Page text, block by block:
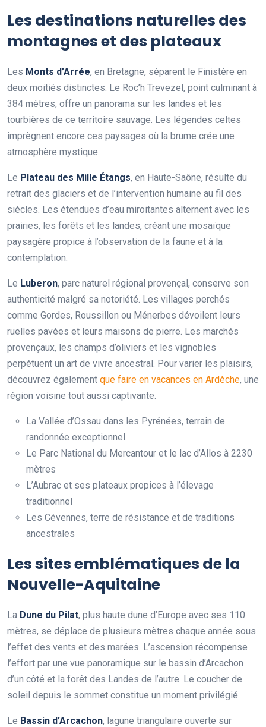
Les destinations naturelles des
montagnes et des plateaux
Les Monts d’Arrée, en Bretagne, séparent le Finistère en
deux moitiés distinctes. Le Roc’h Trevezel, point culminant à
384 mètres, offre un panorama sur les landes et les
tourbières de ce territoire sauvage. Les légendes celtes
imprègnent encore ces paysages où la brume crée une
atmosphère mystique.
Le Plateau des Mille Étangs, en Haute-Saône, résulte du
retrait des glaciers et de l’intervention humaine au fil des
siècles. Les étendues d’eau miroitantes alternent avec les
prairies, les forêts et les landes, créant une mosaïque
paysagère propice à l’observation de la faune et à la
contemplation.
Le Luberon, parc naturel régional provençal, conserve son
authenticité malgré sa notoriété. Les villages perchés
comme Gordes, Roussillon ou Ménerbes dévoilent leurs
ruelles pavées et leurs maisons de pierre. Les marchés
provençaux, les champs d’oliviers et les vignobles
perpétuent un art de vivre ancestral. Pour varier les plaisirs,
découvrez également que faire en vacances en Ardèche, une
région voisine tout aussi captivante.
La Vallée d’Ossau dans les Pyrénées, terrain de
randonnée exceptionnel
Le Parc National du Mercantour et le lac d’Allos à 2230
mètres
L’Aubrac et ses plateaux propices à l’élevage
traditionnel
Les Cévennes, terre de résistance et de traditions
ancestrales
Les sites emblématiques de la
Nouvelle-Aquitaine
La Dune du Pilat, plus haute dune d’Europe avec ses 110
mètres, se déplace de plusieurs mètres chaque année sous
l’effet des vents et des marées. L’ascension récompense
l’effort par une vue panoramique sur le bassin d’Arcachon
d’un côté et la forêt des Landes de l’autre. Le coucher de
soleil depuis le sommet constitue un moment privilégié.
Le Bassin d’Arcachon, lagune triangulaire ouverte sur